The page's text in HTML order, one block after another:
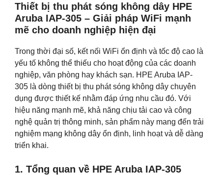
Thiết bị thu phát sóng không dây HPE
Aruba IAP-305 – Giải pháp WiFi mạnh
mẽ cho doanh nghiệp hiện đại
Trong thời đại số, kết nối WiFi ổn định và tốc độ cao là
yếu tố không thể thiếu cho hoạt động của các doanh
nghiệp, văn phòng hay khách sạn. HPE Aruba IAP-
305 là dòng thiết bị thu phát sóng không dây chuyên
dụng được thiết kế nhằm đáp ứng nhu cầu đó. Với
hiệu năng mạnh mẽ, khả năng chịu tải cao và công
nghệ quản trị thông minh, sản phẩm này mang đến trải
nghiệm mạng không dây ổn định, linh hoạt và dễ dàng
triển khai.
1. Tổng quan về HPE Aruba IAP-305